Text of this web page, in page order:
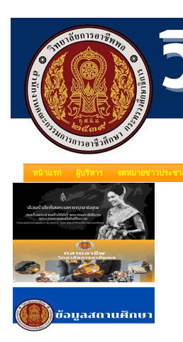
หน้าแรก ผู้บริหาร จดหมายข่าวประช